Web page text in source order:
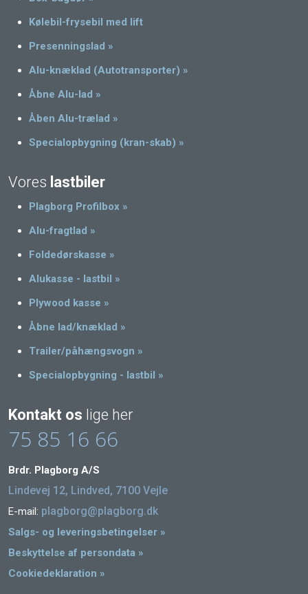
Kølebil-frysebil med lift
Presenningslad »
Alu-knæklad (Autotransporter) »
Åbne Alu-lad »
Åben Alu-trælad »
Specialopbygning (kran-skab) »​
​Vores lastbiler
Plagborg Profilbox »
Alu-fragtlad »
Foldedørskasse »
Alukasse - lastbil »
Plywood kasse »
Åbne lad/knæklad »
Trailer/påhængsvogn »
Specialopbygning - lastbil »
Kontakt os lige her
​75 85 16 66
Brdr. Plagborg A/S
Lindevej 12, Lindved, ​7100 Vejle
E-mail: plagborg@plagborg.dk
Salgs- og leveringsbetingelser »
Beskyttelse af persondata »
Cookiedeklaration »